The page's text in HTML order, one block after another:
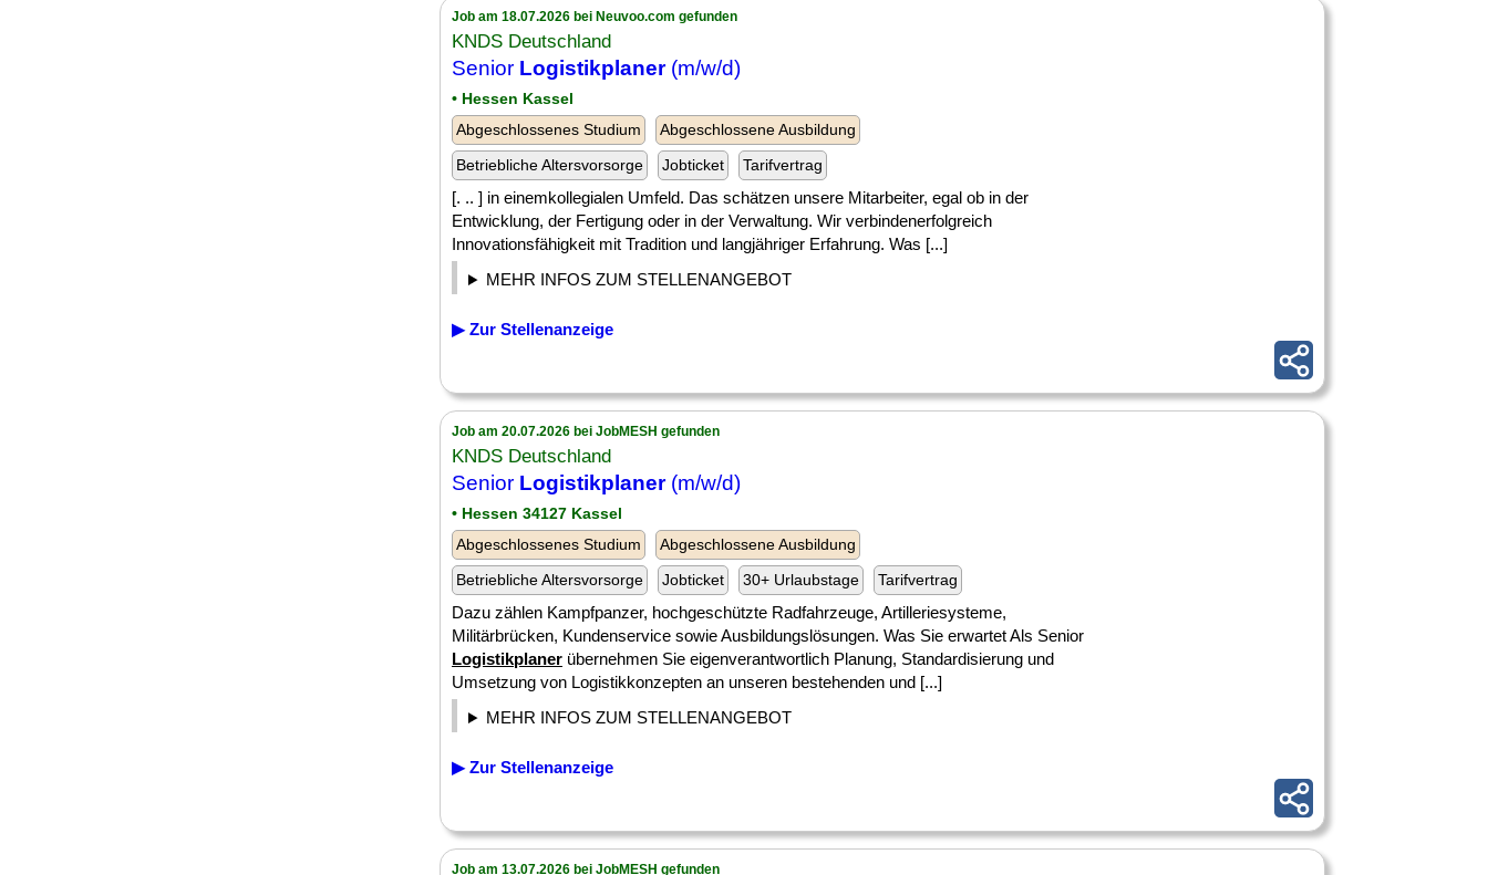
Job am 18.07.2026 bei Neuvoo.com gefunden
KNDS Deutschland
Senior Logistikplaner(m/w/d)
• Hessen Kassel
Abgeschlossenes Studium
Abgeschlossene Ausbildung
Betriebliche Altersvorsorge
Jobticket Tarifvertrag
[. .. ] in einemkollegialen Umfeld. Das schätzen unsere Mitarbeiter, egal ob in der
Entwicklung, der Fertigung oder in der Verwaltung. Wir verbindenerfolgreich
Innovationsfähigkeit mit Tradition und langjähriger Erfahrung. Was [...]
MEHR INFOS ZUM STELLENANGEBOT
▶ Zur Stellenanzeige
Job am 20.07.2026 bei JobMESH gefunden
KNDS Deutschland
Senior Logistikplaner(m/w/d)
• Hessen 34127 Kassel
Abgeschlossenes Studium
Abgeschlossene Ausbildung
Betriebliche Altersvorsorge
Jobticket 30+ Urlaubstage Tarifvertrag
Dazu zählen Kampfpanzer, hochgeschützte Radfahrzeuge, Artilleriesysteme,
Militärbrücken, Kundenservice sowie Ausbildungslösungen. Was Sie erwartet Als Senior
Logistikplaner übernehmen Sie eigenverantwortlich Planung, Standardisierung und
Umsetzung von Logistikkonzepten an unseren bestehenden und [...]
MEHR INFOS ZUM STELLENANGEBOT
▶ Zur Stellenanzeige
Job am 13.07.2026 bei JobMESH gefunden